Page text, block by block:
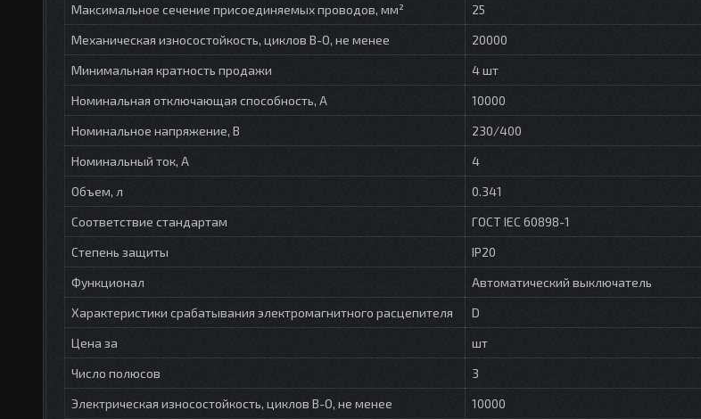
Максимальное сечение присоединяемых проводов, мм²
25
Механическая износостойкость, циклов В-О, не менее
20000
Минимальная кратность продажи
4 шт
Номинальная отключающая способность, А
10000
Номинальное напряжение, В
230/400
Номинальный ток, А
4
Объем, л
0.341
Соответствие стандартам
ГОСТ IEC 60898-1
Степень защиты
IP20
Функционал
Автоматический выключатель
Характеристики срабатывания электромагнитного расцепителя
D
Цена за
шт
Число полюсов
3
Электрическая износостойкость, циклов В-О, не менее
10000